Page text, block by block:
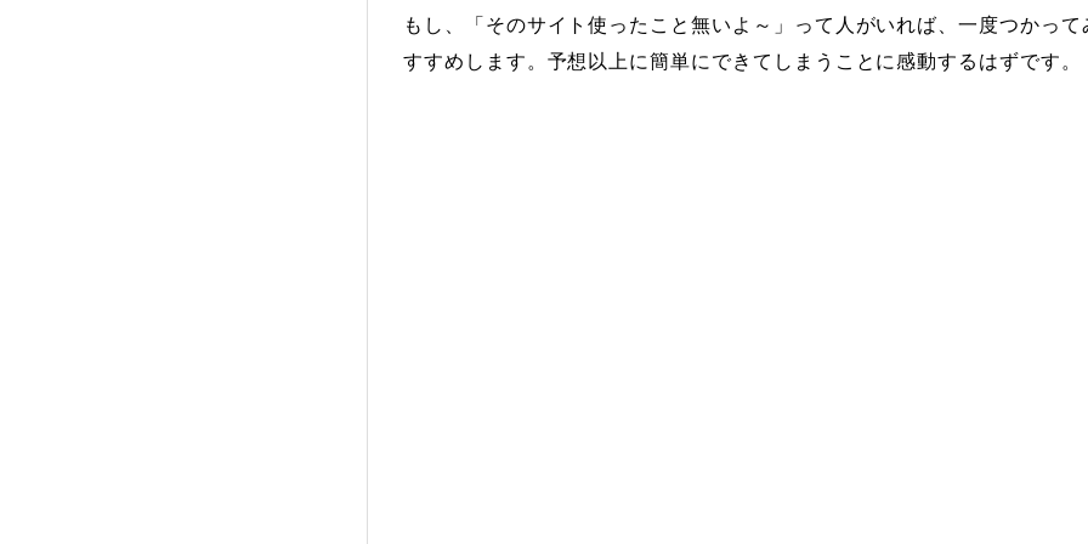
もし、「そのサイト使ったこと無いよ～」って人がいれば、一度つかって
すすめします。予想以上に簡単にできてしまうことに感動するはずです。